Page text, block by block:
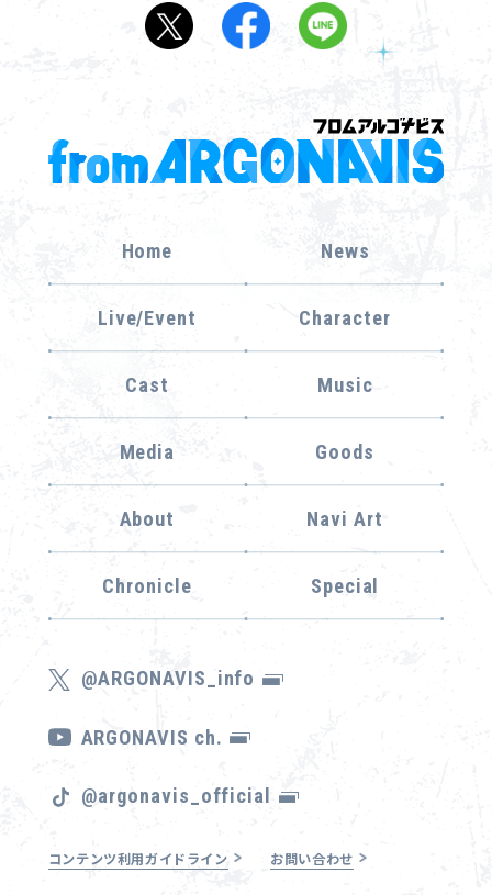
Home News
Live/Event Character
Cast Music
Media Goods
About Navi Art
Chronicle Special
@ARGONAVIS_info
ARGONAVIS ch.
@argonavis_official
コンテンツ利用ガイドライン お問い合わせ